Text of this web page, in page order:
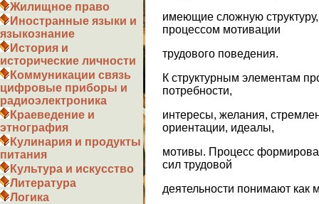
Жилищное право
Иностранные языки и
языкознание
История и
исторические личности
Коммуникации связь
цифровые приборы и
радиоэлектроника
Краеведение и
этнография
Кулинария и продукты
питания
Культура и искусство
Литература
Логика
имеющие сложную
процессом мотивации
трудового поведения.
К структурным элементам
потребности,
интересы, желания,
ориентации, идеалы,
мотивы. Процесс
сил трудовой
деятельности понимают как